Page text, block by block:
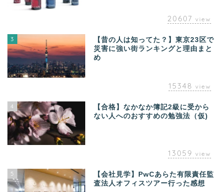
20607 view
3
【昔の人は知ってた？】東京23区で
災害に強い街ランキングと理由まと
め
15348 view
4
【合格】なかなか簿記2級に受から
ない人へのおすすめの勉強法（仮)
13059 view
5
【会社見学】PwCあらた有限責任監
査法人オフィスツアー行った感想